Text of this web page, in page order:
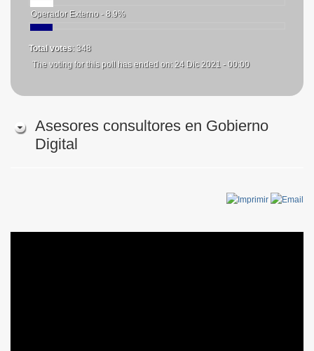
Operador Externo - 8.9%
Total votes: 348
The voting for this poll has ended on: 24 Dic 2021 - 00:00
Asesores consultores en Gobierno
Digital